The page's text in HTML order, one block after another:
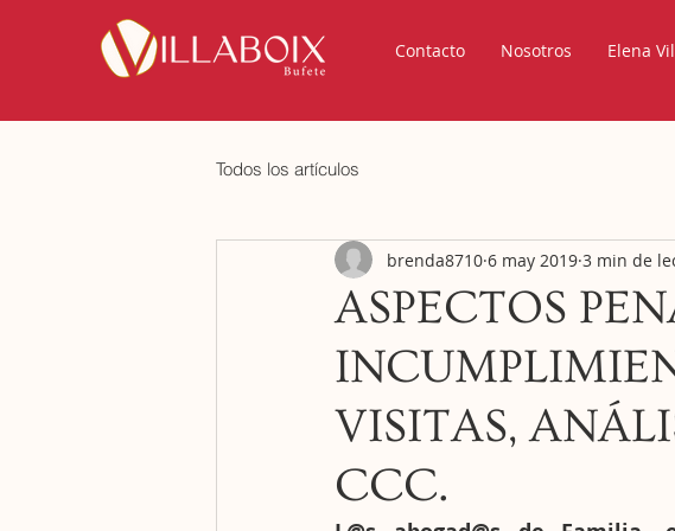
Contacto Nosotros Elena
Todos los artículos
ASPECTOS
VISITAS,
CCC.
brenda8710 6 may 2019 3 min de